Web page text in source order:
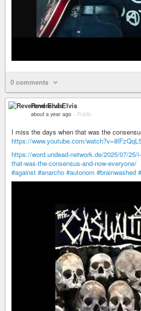
0 comments
Reverend Elvis
about a year ago – Public
I miss the days when that was the
https://www.youtube.com/
https://word.undead-network.de/2025/07/25/
that-was-the-consensus-and-now-everyone/
#against #anarcho #autonom #brainwashed